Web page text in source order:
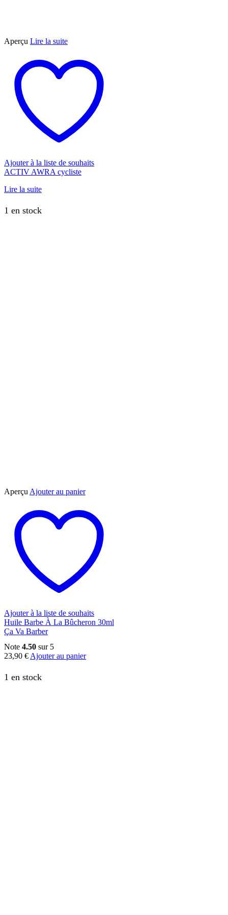
Aperçu Lire la suite
Ajouter à la liste de souhaits
ACTIV AWRA cycliste
Lire la suite
1 en stock
Aperçu Ajouter au panier
Ajouter à la liste de souhaits
Huile Barbe À La Bûcheron 30ml
Ça Va Barber
Note 4.50 sur 5
23,90 € Ajouter au panier
1 en stock